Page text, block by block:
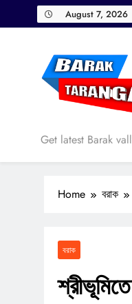
to
August 7, 2026
Barak
Get latest Barak
Home বরাক
বরাক